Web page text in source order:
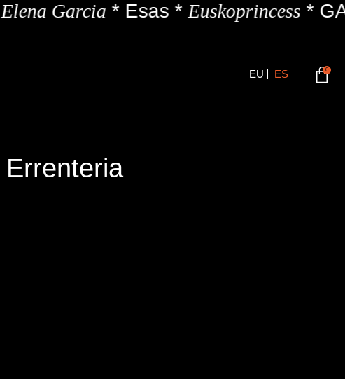
Garcia*Esas*Euskoprincess*
EU ES 0